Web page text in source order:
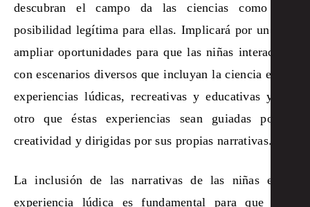
descubran el campo da las ciencias como una
posibilidad legítima para ellas. Implicará por un lado
ampliar oportunidades para que las niñas interactúen
con escenarios diversos que incluyan la ciencia en las
experiencias lúdicas, recreativas y educativas y por
otro que éstas experiencias sean guiadas por la
creatividad y dirigidas por sus propias narrativas.
La inclusión de las narrativas de las niñas en la
experiencia lúdica es fundamental para que ellas